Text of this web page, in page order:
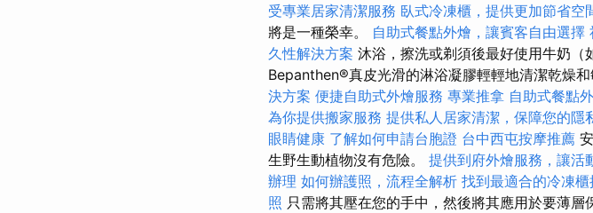
受專業居家清潔服務 臥式冷凍櫃，提供更加節省空
將是一種榮幸。 自助式餐點外燴，讓賓客自由選擇
久性解決方案 沐浴，擦洗或剃須後最好使用牛奶（
Bepanthen®真皮光滑的淋浴凝膠輕輕地清潔乾燥和
決方案 便捷自助式外燴服務 專業推拿 自助式餐點
為你提供搬家服務 提供私人居家清潔，保障您的隱
眼睛健康 了解如何申請台胞證 台中西屯按摩推薦
生野生動植物沒有危險。 提供到府外燴服務，讓活
辦理 如何辦護照，流程全解析 找到最適合的冷凍
照 只需將其壓在您的手中，然後將其應用於要薄層